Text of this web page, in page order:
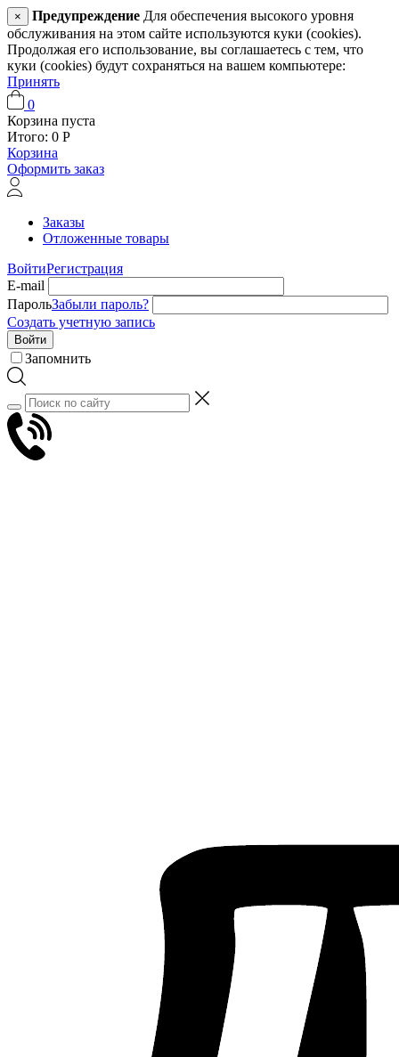
× Предупреждение Для обеспечения высокого уровня
обслуживания на этом сайте используются куки (cookies).
Продолжая его использование, вы соглашаетесь с тем, что
куки (cookies) будут сохраняться на вашем компьютере:
Принять
0
Корзина пуста
Итого: 0 Р
Корзина
Оформить заказ
Заказы
Отложенные товары
ВойтиРегистрация
E-mail
ПарольЗабыли пароль?
Создать учетную запись
Войти
Запомнить